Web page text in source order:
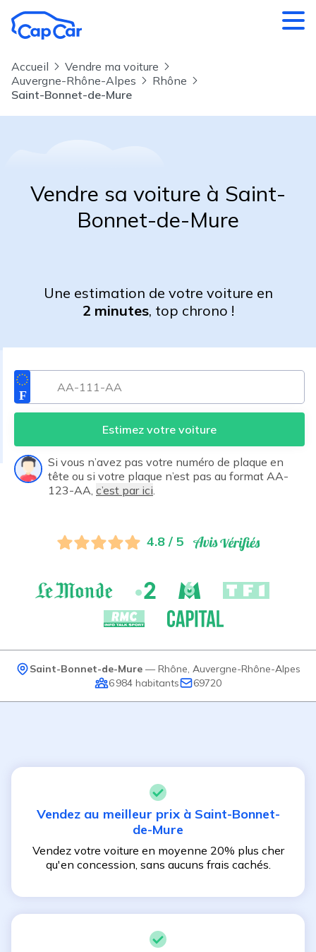
Accueil
Vendre ma voiture
Auvergne-Rhône-Alpes
Rhône
Saint-Bonnet-de-Mure
Vendre sa voiture à Saint-
Bonnet-de-Mure
Une estimation de votre voiture en
2 minutes, top chrono !
Estimez votre voiture
Si vous n’avez pas votre numéro de plaque en
tête ou si votre plaque n’est pas au format AA-
123-AA, c’est par ici
4.8 / 5
Saint-Bonnet-de-Mure — Rhône Auvergne-Rhône-Alpes
6 984 habitants 69720
Vendez au meilleur prix à Saint-Bonnet-
de-Mure
Vendez votre voiture en moyenne 20% plus cher
qu'en concession, sans aucuns frais cachés.